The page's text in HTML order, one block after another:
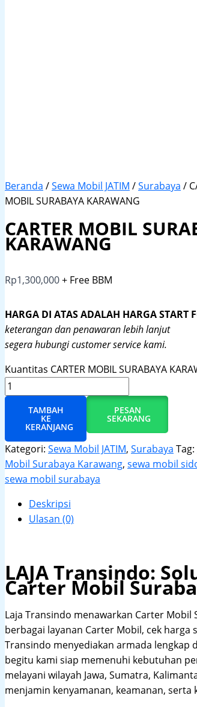
Beranda /Sewa Mobil JATIM /Surabaya /
MOBIL SURABAYA KARAWANG
CARTER MOBIL
KARAWANG
Rp1,300,000+ Free BBM
HARGA DI ATAS ADALAH HARGA START
keterangan dan penawaran lebih lanjut
segera hubungi customer service kami.
Kuantitas CARTER MOBIL SURABAYA
TAMBAH
KE
KERANJANG
PESAN
SEKARANG
Kategori: Sewa Mobil JATIM, Surabaya Tag:
Mobil Surabaya Karawang, sewa mobil
sewa mobil surabaya
Deskripsi
Ulasan (0)
LAJA Transindo:
Carter Mobil
Laja Transindo menawarkan Carter Mobil
berbagai layanan Carter Mobil, cek
Transindo menyediakan armada
begitu kami siap memenuhi kebutuhan
melayani wilayah Jawa, Sumatra,
menjamin kenyamanan, keamanan,